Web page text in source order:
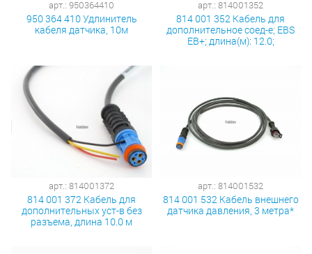
арт.: 950364410
950 364 410 Удлинитель
кабеля датчика, 10м
арт.: 814001352
814 001 352 Кабель для
дополнительное соед-е; EBS
EB+; длина(м): 12.0;
арт.: 814001372
814 001 372 Кабель для
дополнительных уст-в без
разъема, длина 10.0 м
арт.: 814001532
814 001 532 Кабель внешнего
датчика давления, 3 метра*